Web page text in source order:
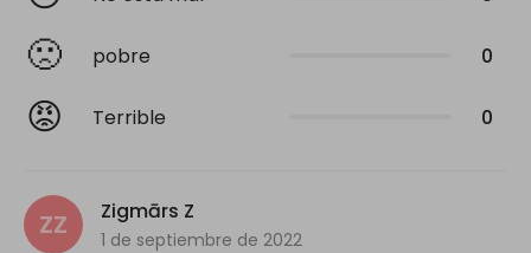
🙁 pobre 0
😡 Terrible 0
ZZ Zigmārs Z
1 de septiembre de 2022